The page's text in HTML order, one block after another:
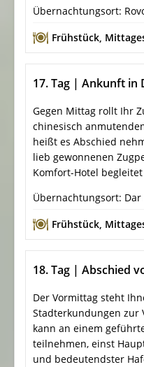
Übernachtungsort:
Frühstück,
17. Tag | Ankunft in
Gegen Mittag rollt Ihr
chinesisch
heißt es Abschied
lieb gewonnenen
Komfort-Hotel
Übernachtungsort: Dar
Frühstück,
18. Tag | Abschied
Der Vormittag steht
Stadterkundungen zur
kann an einem
teilnehmen, einst
und bedeutendster